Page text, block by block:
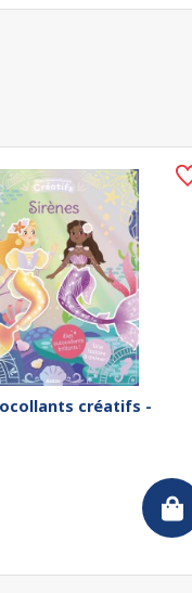
créatifs -